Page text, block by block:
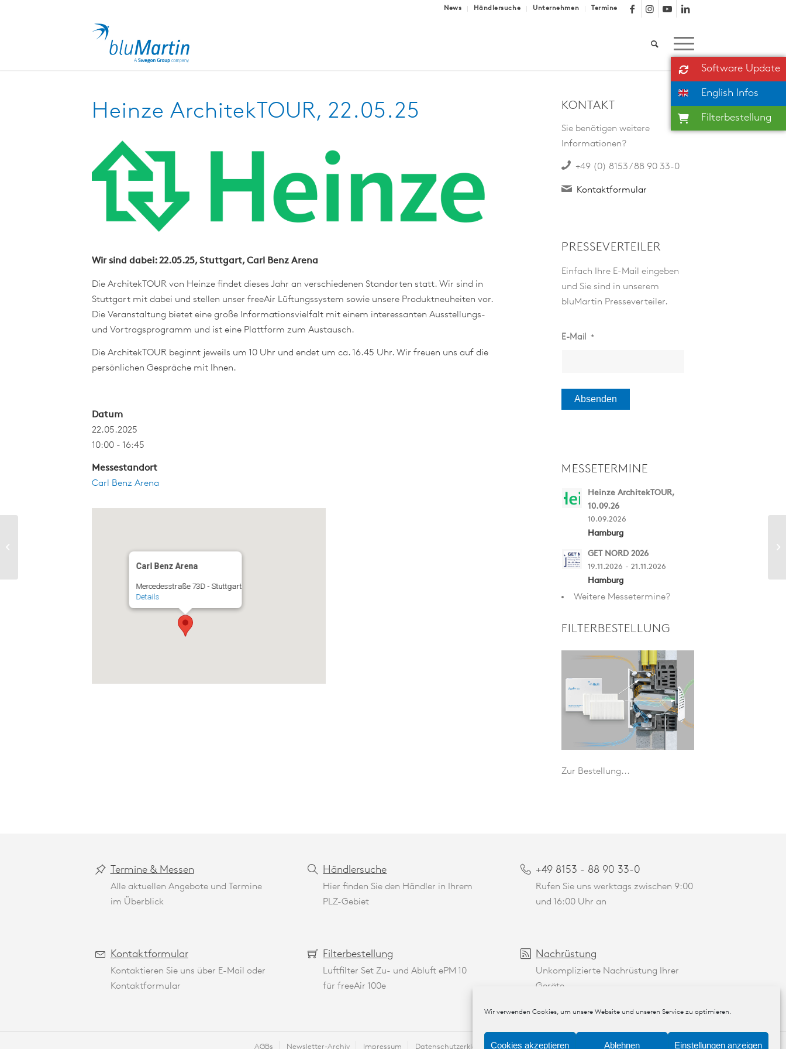
Wir verwenden Cookies, um unsere Website und unseren Service zu optimieren.
Cookies akzeptieren Ablehnen Einstellungen anzeigen
News Händlersuche Unternehmen Termine
Heinze ArchitekTOUR, 22.05.25
Wir sind dabei: 22.05.25, Stuttgart, Carl Benz Arena
Die ArchitekTOUR von Heinze findet dieses Jahr an verschiedenen Standorten statt. Wir sind in
Stuttgart mit dabei und stellen unser freeAir Lüftungssystem sowie unsere Produktneuheiten vor.
Die Veranstaltung bietet eine große Informationsvielfalt mit einem interessanten Ausstellungs-
und Vortragsprogramm und ist eine Plattform zum Austausch.
Die ArchitekTOUR beginnt jeweils um 10 Uhr und endet um ca. 16.45 Uhr. Wir freuen uns auf die
persönlichen Gespräche mit Ihnen.
Datum
22.05.2025
10:00 - 16:45
Messestandort
Carl Benz Arena
Carl Benz Arena
Mercedesstraße 73D - Stuttgart
Details
KONTAKT
Sie benötigen weitere
Informationen?
+49 (0) 8153 / 88 90 33-0
Kontaktformular
PRESSEVERTEILER
Einfach Ihre E-Mail eingeben
und Sie sind in unserem
bluMartin Presseverteiler.
E-Mail *
MESSETERMINE
Heinze ArchitekTOUR,
10.09.26
10.09.2026
Hamburg
GET NORD 2026
19.11.2026 - 21.11.2026
Hamburg
Weitere Messetermine?
FILTERBESTELLUNG
Zur Bestellung...
Termine & Messen
Alle aktuellen Angebote und Termine
im Überblick
Händlersuche
Hier finden Sie den Händler in Ihrem
PLZ-Gebiet
+49 8153 - 88 90 33-0
Rufen Sie uns werktags zwischen 9:00
und 16:00 Uhr an
Kontaktformular
Kontaktieren Sie uns über E-Mail oder
Kontaktformular
Filterbestellung
Luftfilter Set Zu- und Abluft ePM 10
für freeAir 100e
Nachrüstung
Unkomplizierte Nachrüstung Ihrer
Geräte
AGBs Newsletter-Archiv Impressum Datenschutzerklärung Kontakt
Software Update
English Infos
Filterbestellung